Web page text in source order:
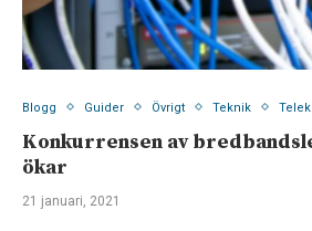
Blogg Guider Övrigt Teknik
Konkurrensen av
ökar
21 januari, 2021